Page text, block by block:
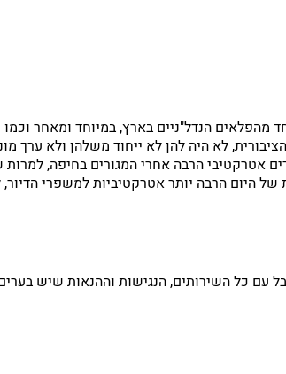
הנדל"ניים בארץ, במיוחד ומאחר
לא היה להן לא ייחוד משלהן ולא ערך
אטרקטיבי הרבה אחרי המגורים בחיפה,
היום הרבה יותר אטרקטיביות למשפרי
כל השירותים, הנגישות וההנאות שיש בערים